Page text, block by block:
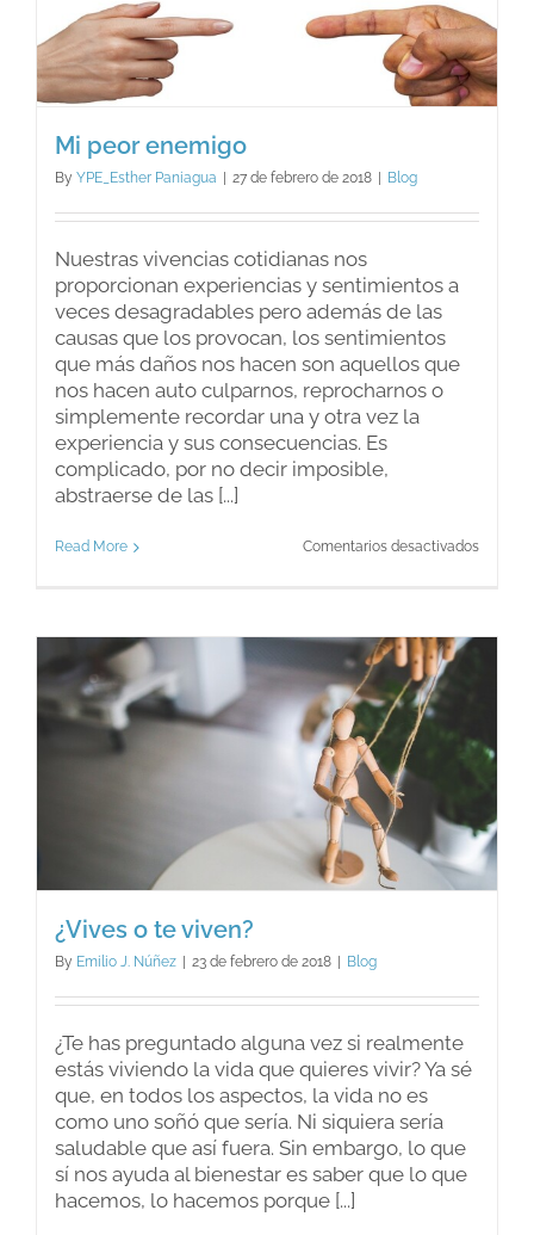
Mi peor enemigo
By YPE_Esther Paniagua 27 de febrero de 2018 Blog
Nuestras vivencias cotidianas nos
proporcionan experiencias y sentimientos a
veces desagradables pero además de las
causas que los provocan, los sentimientos
que más daños nos hacen son aquellos que
nos hacen auto culparnos, reprocharnos o
simplemente recordar una y otra vez la
experiencia y sus consecuencias. Es
complicado, por no decir imposible,
abstraerse de las [...]
Read More Comentarios desactivadosen
¿Vives o te viven?
By Emilio J. Núñez 23 de febrero de 2018 Blog
¿Te has preguntado alguna vez si realmente
estás viviendo la vida que quieres vivir? Ya sé
que, en todos los aspectos, la vida no es
como uno soñó que sería. Ni siquiera sería
saludable que así fuera. Sin embargo, lo que
sí nos ayuda al bienestar es saber que lo que
hacemos, lo hacemos porque [...]